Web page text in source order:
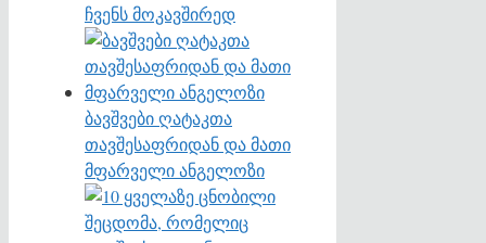
ჩვენს მოკავშირედ
ბავშვები ღატაკთა
თავშესაფრიდან და მათი
მფარველი ანგელოზი